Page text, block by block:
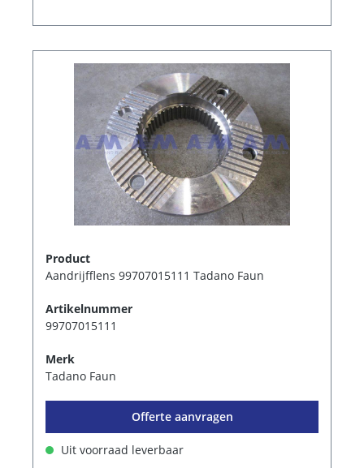
Product
Aandrijfflens 99707015111 Tadano Faun
Artikelnummer
99707015111
Merk
Tadano Faun
Offerte aanvragen
Uit voorraad leverbaar